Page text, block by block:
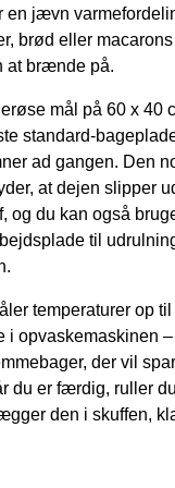
en jævn
brød eller
at brænde på.
mål på 60 x 40
standard-
ad gangen. Den
at dejen slipper
og du kan også
til
temperaturer op til
i opvaskemaskinen –
der vil
du er færdig, ruller
den i skuffen,